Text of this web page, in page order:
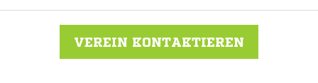
VEREIN KONTAKTIEREN